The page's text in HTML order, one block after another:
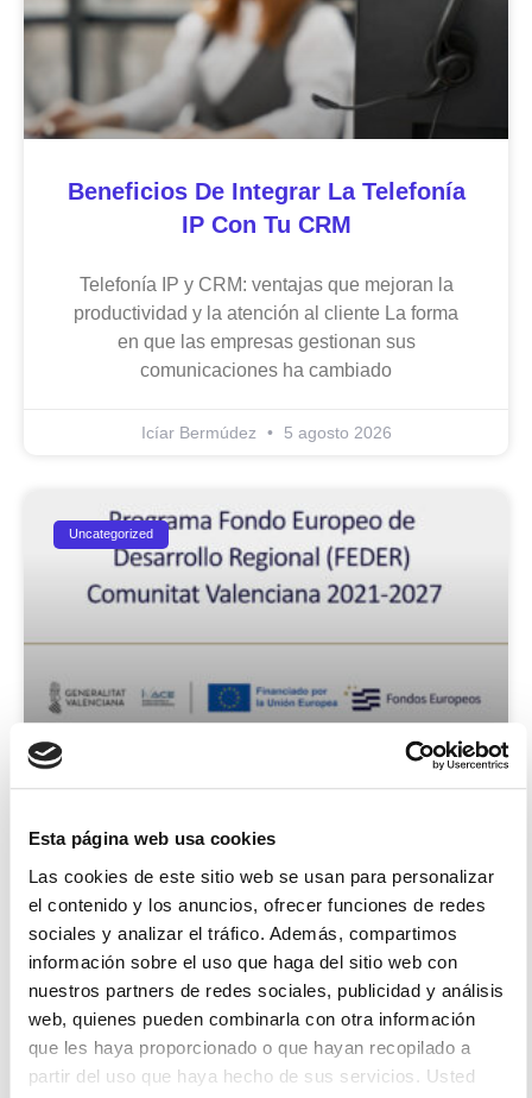
Esta página web usa cookies
Las cookies de este sitio web se usan para personalizar
el contenido y los anuncios, ofrecer funciones de redes
sociales y analizar el tráfico. Además, compartimos
información sobre el uso que haga del sitio web con
nuestros partners de redes sociales, publicidad y análisis
web, quienes pueden combinarla con otra información
que les haya proporcionado o que hayan recopilado a
partir del uso que haya hecho de sus servicios. Usted
Beneficios De Integrar La Telefonía
IP Con Tu CRM
Telefonía IP y CRM: ventajas que mejoran la
productividad y la atención al cliente La forma
en que las empresas gestionan sus
comunicaciones ha cambiado
Icíar Bermúdez 5 agosto 2026
Uncategorized
B2com Incorpora Inteligencia
Fondos FEDER
B2com (Premium Numbers, S.L.) desarrolla un
proyecto de innovación para incorporar
inteligencia artificial a su plataforma
VozIPcenter, mejorando la automatización, la
atención al cliente, el
Aitor Mercero 4 agosto 2026